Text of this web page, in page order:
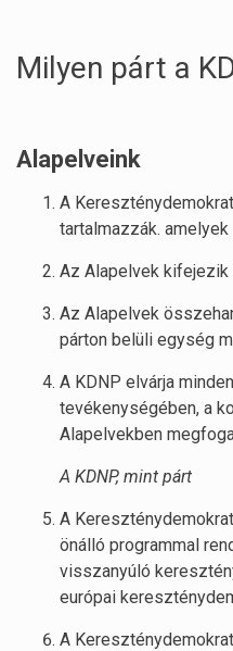
Milyen párt a
Alapelveink
A
tartalmazzák.
Az Alapelvek kifejezik
Az Alapelvek
párton belüli egység
A KDNP elvárja
tevékenységében, a
Alapelvekben
A KDNP, mint párt
A
önálló programmal
visszanyúló
európai
A